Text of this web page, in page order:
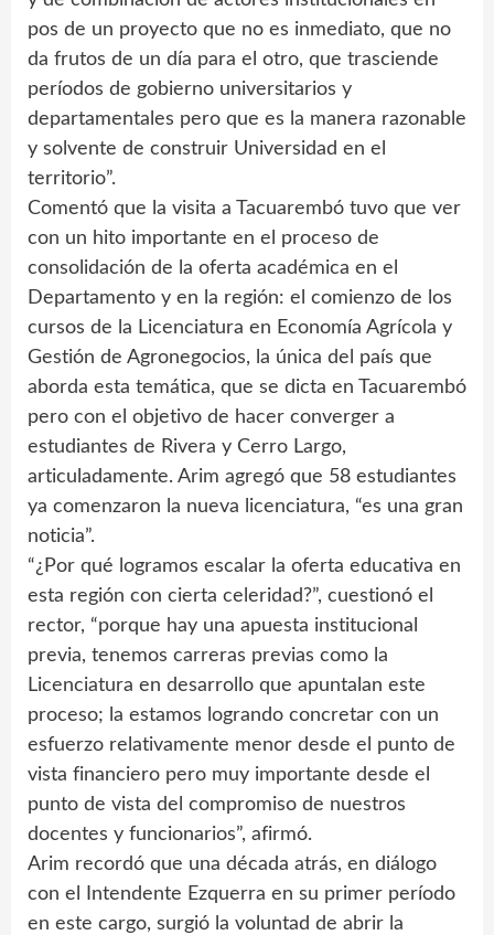
pos de un proyecto que no es inmediato, que no
da frutos de un día para el otro, que trasciende
períodos de gobierno universitarios y
departamentales pero que es la manera razonable
y solvente de construir Universidad en el
territorio”.
Comentó que la visita a Tacuarembó tuvo que ver
con un hito importante en el proceso de
consolidación de la oferta académica en el
Departamento y en la región: el comienzo de los
cursos de la Licenciatura en Economía Agrícola y
Gestión de Agronegocios, la única del país que
aborda esta temática, que se dicta en Tacuarembó
pero con el objetivo de hacer converger a
estudiantes de Rivera y Cerro Largo,
articuladamente. Arim agregó que 58 estudiantes
ya comenzaron la nueva licenciatura, “es una gran
noticia”.
“¿Por qué logramos escalar la oferta educativa en
esta región con cierta celeridad?”, cuestionó el
rector, “porque hay una apuesta institucional
previa, tenemos carreras previas como la
Licenciatura en desarrollo que apuntalan este
proceso; la estamos logrando concretar con un
esfuerzo relativamente menor desde el punto de
vista financiero pero muy importante desde el
punto de vista del compromiso de nuestros
docentes y funcionarios”, afirmó.
Arim recordó que una década atrás, en diálogo
con el Intendente Ezquerra en su primer período
en este cargo, surgió la voluntad de abrir la